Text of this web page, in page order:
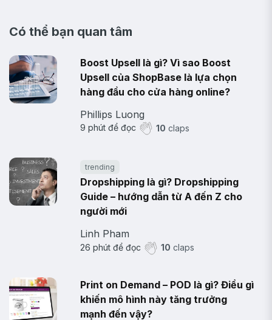
Có thể bạn quan tâm
Boost Upsell là gì? Vì sao Boost
Upsell của ShopBase là lựa chọn
hàng đầu cho cửa hàng online?
Phillips Luong
9 phút để đọc 10 claps
trending
Dropshipping là gì? Dropshipping
Guide – hướng dẫn từ A đến Z cho
người mới
Linh Pham
26 phút để đọc 10 claps
Print on Demand – POD là gì? Điều gì
khiến mô hình này tăng trưởng
mạnh đến vậy?